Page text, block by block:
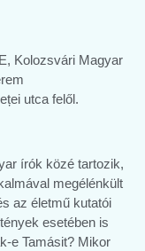
Kolozsvári Magyar
utca felől.
írók közé tartozik,
megélénkült
az életmű kutatói
esetében is
e Tamásit? Mikor